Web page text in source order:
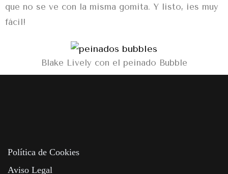
que no se ve con la misma gomita. Y listo, ¡es muy
fácil!
Blake Lively con el peinado Bubble
Política de Cookies
Aviso Legal